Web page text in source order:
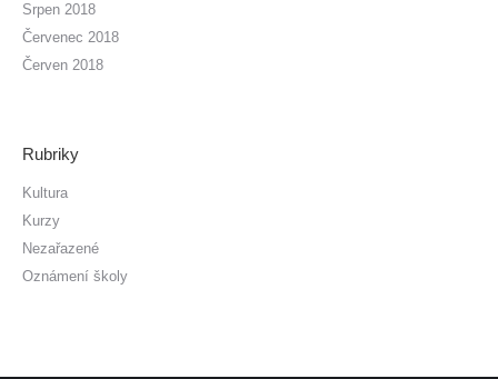
Srpen 2018
Červenec 2018
Červen 2018
Rubriky
Kultura
Kurzy
Nezařazené
Oznámení školy